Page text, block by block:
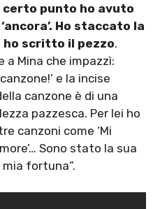
certo punto ho avuto
Ho staccato la
ho scritto il pezzo.
a Mina che impazzì:
e la incise
canzone è di una
pazzesca. Per lei ho
canzoni come ‘Mi
Sono stato la sua
fortuna”.